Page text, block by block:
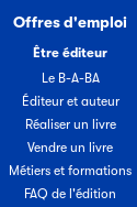
Offres d'emploi
Être éditeur
Le B-A-BA
Éditeur et auteur
Réaliser un livre
Vendre un livre
Métiers et formations
FAQ de l'édition